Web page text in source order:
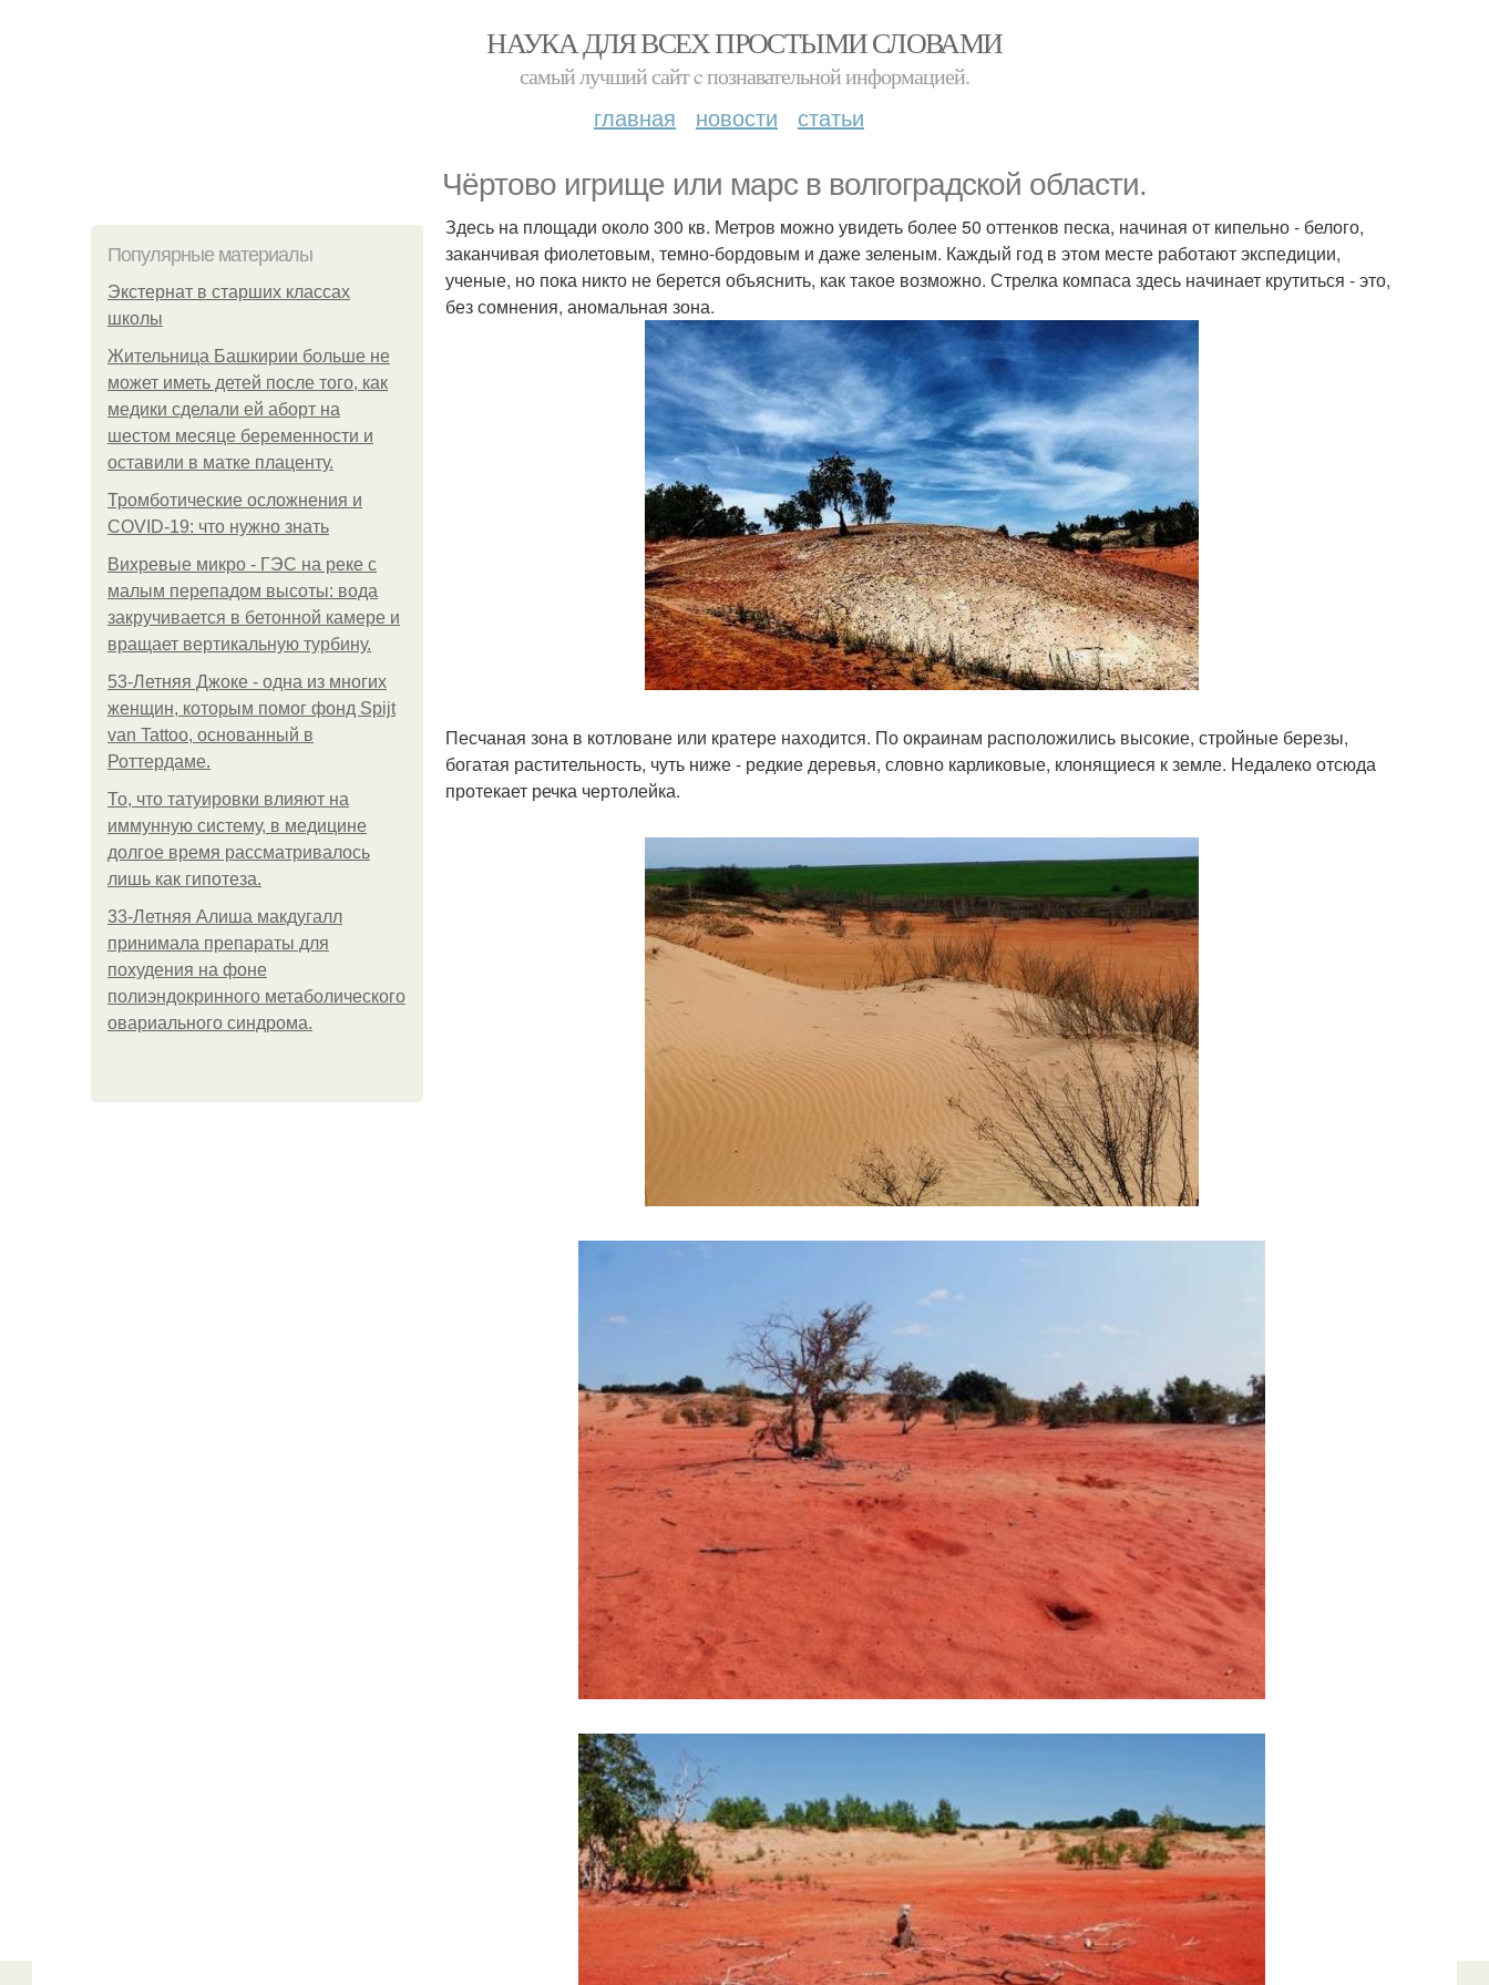
НАУКА ДЛЯ ВСЕХ ПРОСТЫМИ СЛОВАМИ
самый лучший сайт c познавательной информацией.
главная новости статьи
Чёртово игрище или марс в волгоградской области.
Популярные материалы
Экстернат в старших классах
школы
Жительница Башкирии больше не
может иметь детей после того, как
медики сделали ей аборт на
шестом месяце беременности и
оставили в матке плаценту.
Тромботические осложнения и
COVID-19: что нужно знать
Вихревые микро - ГЭС на реке с
малым перепадом высоты: вода
закручивается в бетонной камере и
вращает вертикальную турбину.
53-Летняя Джоке - одна из многих
женщин, которым помог фонд Spijt
van Tattoo, основанный в
Роттердаме.
То, что татуировки влияют на
иммунную систему, в медицине
долгое время рассматривалось
лишь как гипотеза.
33-Летняя Алиша макдугалл
принимала препараты для
похудения на фоне
полиэндокринного метаболического
овариального синдрома.
Здесь на площади около 300 кв. Метров можно увидеть более 50 оттенков песка, начиная от кипельно - белого,
заканчивая фиолетовым, темно-бордовым и даже зеленым. Каждый год в этом месте работают экспедиции,
ученые, но пока никто не берется объяснить, как такое возможно. Стрелка компаса здесь начинает крутиться - это,
без сомнения, аномальная зона.
Песчаная зона в котловане или кратере находится. По окраинам расположились высокие, стройные березы,
богатая растительность, чуть ниже - редкие деревья, словно карликовые, клонящиеся к земле. Недалеко отсюда
протекает речка чертолейка.